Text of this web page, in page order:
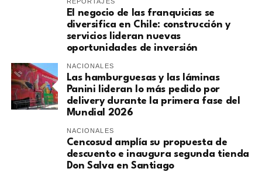
El negocio de las franquicias se
diversifica en Chile: construcción y
servicios lideran nuevas
oportunidades de inversión
NACIONALES
Las hamburguesas y las láminas
Panini lideran lo más pedido por
delivery durante la primera fase del
Mundial 2026
NACIONALES
Cencosud amplía su propuesta de
descuento e inaugura segunda tienda
Don Salva en Santiago